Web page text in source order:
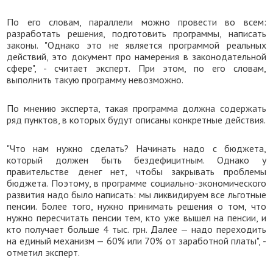
По его словам, параллели можно провести во всем:
разработать решения, подготовить программы, написать
законы. "Однако это не является программой реальных
действий, это документ про намерения в законодательной
сфере", - считает эксперт. При этом, по его словам,
выполнить такую программу невозможно.
По мнению эксперта, такая программа должна содержать
ряд пунктов, в которых будут описаны конкретные действия.
"Что нам нужно сделать? Начинать надо с бюджета,
который должен быть бездефицитным. Однако у
правительстве денег нет, чтобы закрывать проблемы
бюджета. Поэтому, в программе социально-экономического
развития надо было написать: мы ликвидируем все льготные
пенсии. Более того, нужно принимать решения о том, что
нужно пересчитать пенсии тем, кто уже вышел на пенсии, и
кто получает больше 4 тыс. грн. Далее — надо переходить
на единый механизм — 60% или 70% от заработной платы", -
отметил эксперт.